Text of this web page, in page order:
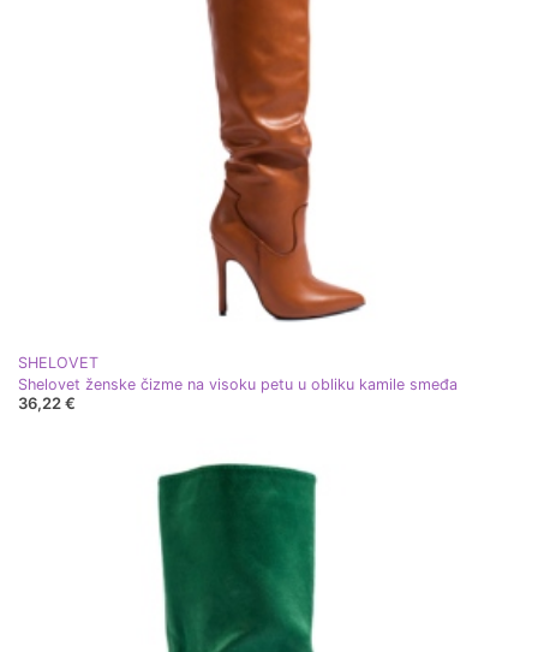
SHELOVET
Shelovet ženske čizme na visoku petu u obliku kamile smeđa
36,22 €